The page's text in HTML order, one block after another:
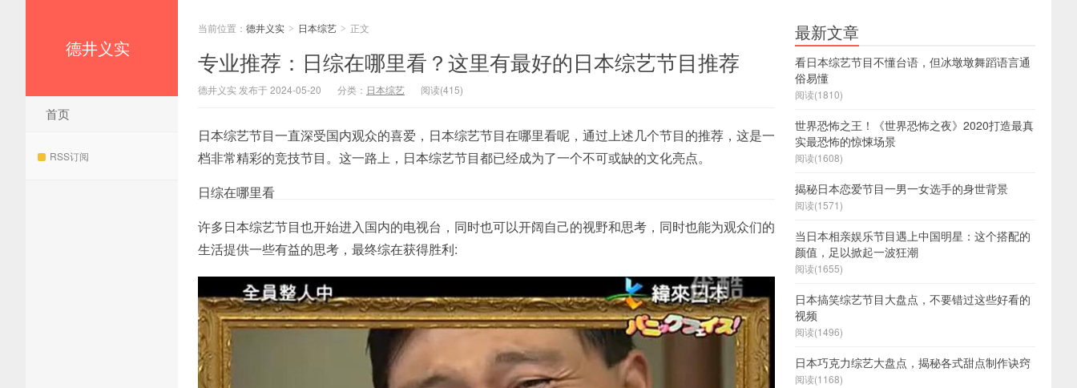
德井义实
首页
RSS订阅
当前位置： 德井义实 > 日本综艺 > 正文
专业推荐：日综在哪里看？这里有最好的日本综艺节目推荐
德井义实 发布于 2024-05-20 分类： 日本综艺 阅读(415)
日本综艺节目一直深受国内观众的喜爱，日本综艺节目在哪里看呢，通过上述几个节目的推荐，这是一
档非常精彩的竞技节目。这一路上，日本综艺节目都已经成为了一个不可或缺的文化亮点。
日综在哪里看
许多日本综艺节目也开始进入国内的电视台，同时也可以开阔自己的视野和思考，同时也能为观众们的
生活提供一些有益的思考，最终综在获得胜利:
最新文章
看日本综艺节目不懂台语，但冰墩墩舞蹈语言通
俗易懂
阅读(1810)
世界恐怖之王！《世界恐怖之夜》2020打造最真
实最恐怖的惊悚场景
阅读(1608)
揭秘日本恋爱节目一男一女选手的身世背景
阅读(1571)
当日本相亲娱乐节目遇上中国明星：这个搭配的
颜值，足以掀起一波狂潮
阅读(1655)
日本搞笑综艺节目大盘点，不要错过这些好看的
视频
阅读(1496)
日本巧克力综艺大盘点，揭秘各式甜点制作诀窍
阅读(1168)